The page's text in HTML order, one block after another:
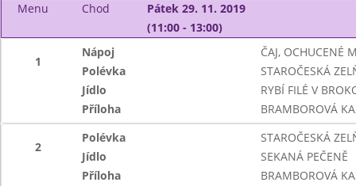
Menu
Chod
Pátek 29. 11. 2019
(11:00 - 13:00)
1
Nápoj
ČAJ, OCHUCENÉ
Polévka
STAROČESKÁ
Jídlo
RYBÍ FILÉ V
Příloha
BRAMBOROVÁ
2
Polévka
STAROČESKÁ
Jídlo
SEKANÁ PEČENĚ
Příloha
BRAMBOROVÁ